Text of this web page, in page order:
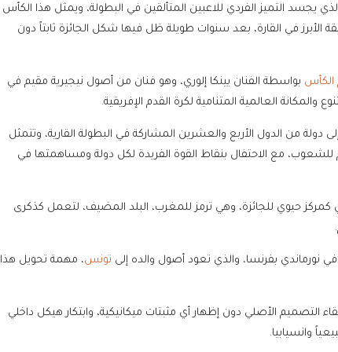
التميز الفردي للاعبين المتألقين في البطولة، ويمثل هذا الكأس
الأبرز في القارة، بعد سنوات طويلة ظل فيها شكل الجائزة ثابتاً دون
بواسطة الفنان يينكا إلوري، وهو فنان من أصول نيجيرية مقيم في
العالمية المتنامية لكرة القدم الإفريقية.
كل منها إلى دولة من الدول الأربع والعشرين المشاركة في البطولة القارية، وتتمثل
للشعوب، مع الاحتفال بنقاط القوة الفريدة لكل دولة ومساهمتها في
كمركز حيوي للجائزة، وهي ترمز للمغرب، البلد المضيف، لتعمل كذكرى
نورماندي بفرنسا، والذي تعود أصول والده إلى تونس، مهمة تحويل هذا
التصميم الأصلي دون إظهار أي مثبتات ميكانيكية، وابتكار هيكل داخلي
وانسيابيا.